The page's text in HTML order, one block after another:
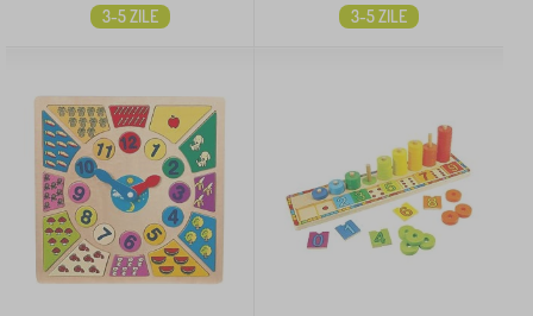
3-5 ZILE 3-5 ZILE